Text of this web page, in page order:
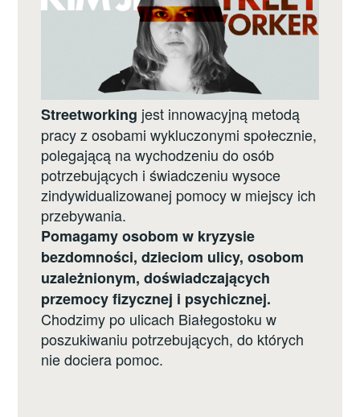
Streetworking jest innowacyjną metodą
pracy z osobami wykluczonymi społecznie,
polegającą na wychodzeniu do osób
potrzebujących i świadczeniu wysoce
zindywidualizowanej pomocy w miejscy ich
przebywania.
Pomagamy osobom w kryzysie
bezdomności, dzieciom ulicy, osobom
uzależnionym, doświadczających
przemocy fizycznej i psychicznej.
Chodzimy po ulicach Białegostoku w
poszukiwaniu potrzebujących, do których
nie dociera pomoc.